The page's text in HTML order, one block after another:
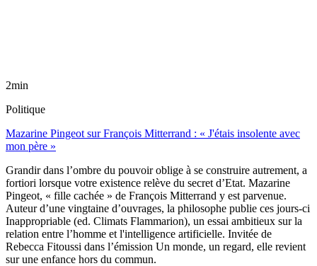
2min
Politique
Mazarine Pingeot sur François Mitterrand : « J'étais insolente avec
mon père »
Grandir dans l’ombre du pouvoir oblige à se construire autrement, a
fortiori lorsque votre existence relève du secret d’Etat. Mazarine
Pingeot, « fille cachée » de François Mitterrand y est parvenue.
Auteur d’une vingtaine d’ouvrages, la philosophe publie ces jours-ci
Inappropriable (ed. Climats Flammarion), un essai ambitieux sur la
relation entre l’homme et l'intelligence artificielle. Invitée de
Rebecca Fitoussi dans l’émission Un monde, un regard, elle revient
sur une enfance hors du commun.